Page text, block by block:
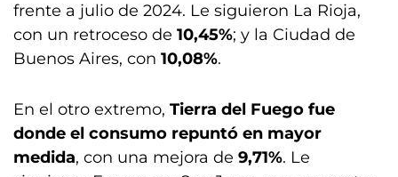
frente a julio de 2024. Le siguieron La Rioja,
con un retroceso de 10,45%; y la Ciudad de
Buenos Aires, con 10,08%.
En el otro extremo, Tierra del Fuego fue
donde el consumo repuntó en mayor
medida, con una mejora de 9,71%. Le